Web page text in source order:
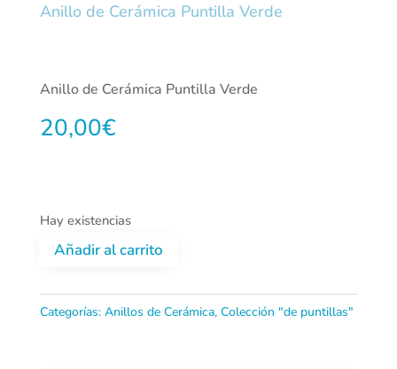
Anillo de Cerámica Puntilla Verde
20,00€
Anillo de Cerámica Puntilla Verde
Hay existencias
de
Añadir al carrito
Categorías: Anillos de Cerámica, Colección "de puntillas"